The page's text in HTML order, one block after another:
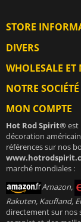
STORE
DIVERS
WHOLESALE ET
NOTRE SOCIÉTÉ
MON COMPTE
Hot Rod Spirit®est
décoration
références sur nos
marché mondiales :
Amazon,
Rakuten, Kaufland,
directement sur nos